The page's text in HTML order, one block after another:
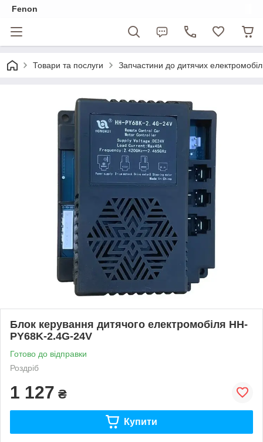
Fenon
Товари та послуги Запчастини до дитячих
Блок керування дитячого електромобіля HH-
PY68K-2.4G-24V
Готово до відправки
Роздріб
1 127 ₴
Купити